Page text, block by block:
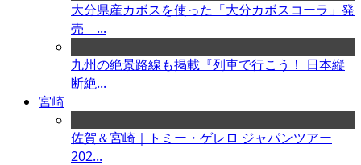
大分県産カボスを使った「大分カボスコーラ」発
売 ...
九州の絶景路線も掲載『列車で行こう！ 日本縦
断絶...
宮崎
佐賀＆宮崎｜トミー・ゲレロ ジャパンツアー
202...